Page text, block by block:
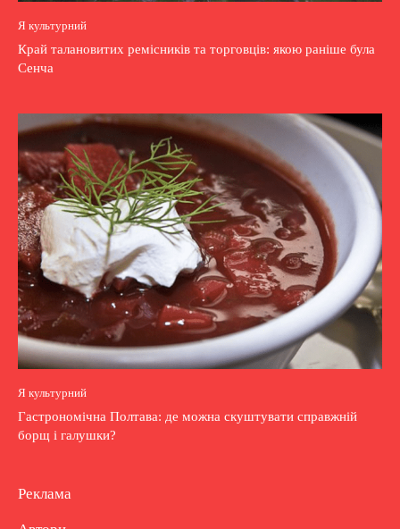
Я культурний
Край талановитих ремісників та торговців: якою раніше була
Сенча
Я культурний
Гастрономічна Полтава: де можна скуштувати справжній
борщ і галушки?
Реклама